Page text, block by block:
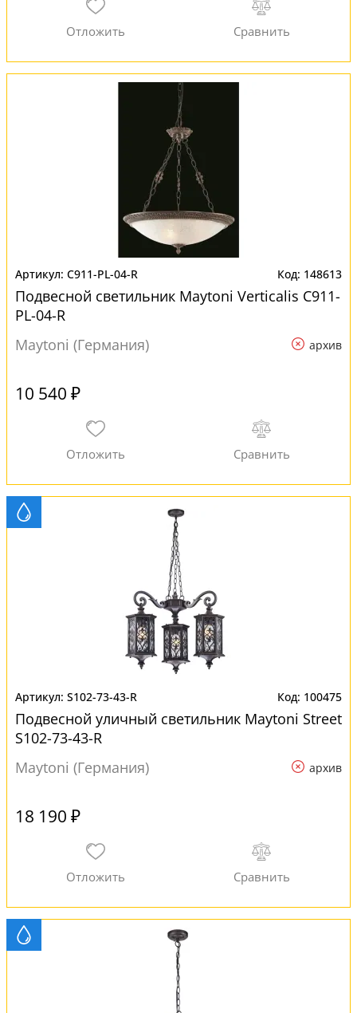
C911-PL-04-R 148613
Подвесной светильник Maytoni Verticalis C911-
PL-04-R
Maytoni (Германия)
архив
10 540 ₽
S102-73-43-R 100475
Подвесной уличный светильник Maytoni Street
S102-73-43-R
Maytoni (Германия)
архив
18 190 ₽